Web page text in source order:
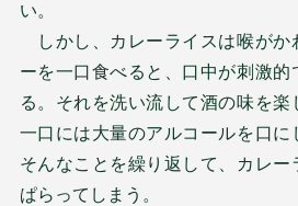
い。
しかし、カレーライスは喉がか
ーを一口食べると、口中が刺激
る。それを洗い流して酒の味を
一口には大量のアルコールを口に
そんなことを繰り返して、カレー
ぱらってしまう。